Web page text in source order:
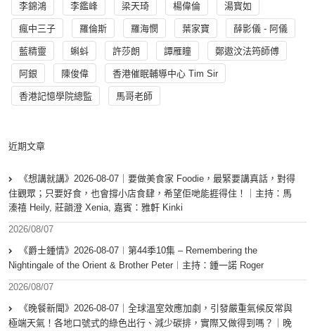
李錦鴻 李鑑峰 梁天琦 楊偉倫 湯寳如
瘋中三子 羅倫斯 羅海憫 葉家寶 薛影儀 - 阿儀
藍精靈 蝌蚪 許莎朗 譚雁瞳 鄭遨汶法筠師傅
阿銀 陳俊偉 香港催眠輔導中心 Tim Sir
香港記憶學院總監 馬哥老師
近期文章
《想講就講》2026-08-07｜要做美食家 Foodie，最緊要講真話，對得
住觀眾；只要好食，也會撐小店食肆，希望佢哋能捱得住！｜主持：馬
溱禧 Heily, 莊韻澄 Xenia, 嘉賓：雅軒 Kinki
2026/08/07
《爵士鍾情》2026-08-07︱第44季10集 – Remembering the
Nightingale of the Orient & Brother Peter︱主持：鍾一諾 Roger
2026/08/07
《晚餐新聞》2026-08-07｜全球溫室效應加劇，引發嚴重氣候反常與
極端天氣！各地口號式的綠色出行、減少碳排，實際又做得到嗎？｜晚